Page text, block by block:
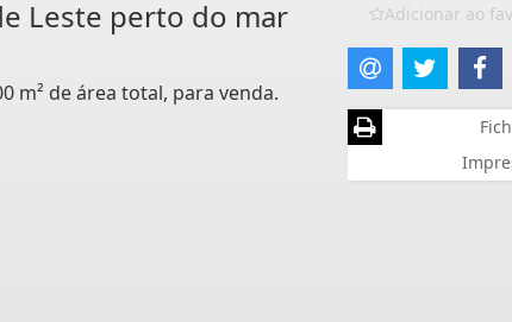
Leste perto do mar
m² de área total, para venda.
Adicionar ao